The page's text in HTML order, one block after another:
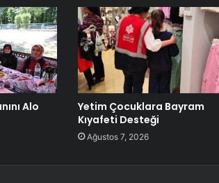
Alo
Yetim Çocuklara Bayram
Kıyafeti Desteği
Ağustos 7, 2026